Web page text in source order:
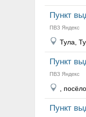
Пункт
ПВЗ Яндекс
Тула,
Пункт
ПВЗ Яндекс
,
Пункт